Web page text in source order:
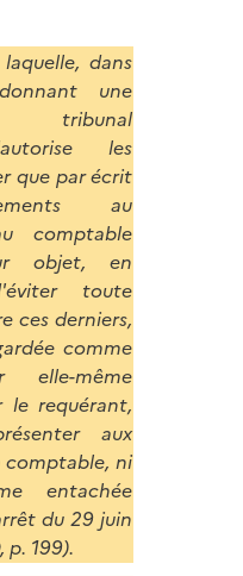
dans
une
tribunal
les
que par écrit
au
comptable
objet, en
toute
ces derniers,
comme
elle-même
requérant,
aux
comptable, ni
entachée
du 29 juin
p. 199).